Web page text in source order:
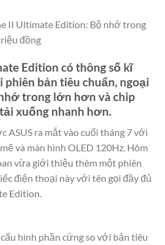
II Ultimate Edition: Bộ nhớ trong
đồng
Edition có thông số kĩ
bản tiêu chuẩn, ngoại
trong lớn hơn và chip
xuống nhanh hơn.
ASUS ra mắt vào cuối tháng 7 với
và màn hình OLED 120Hz. Hôm
vừa giới thiệu thêm một phiên
điện thoại này với tên gọi đầy đủ
Edition.
hình phần cứng so với bản tiêu